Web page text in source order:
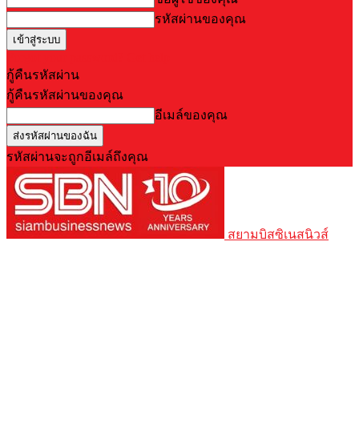
รหัสผ่านของคุณ
กู้คืนรหัสผ่าน
กู้คืนรหัสผ่านของคุณ
อีเมล์ของคุณ
รหัสผ่านจะถูกอีเมล์ถึงคุณ
สยามบิสซิเนสนิวส์